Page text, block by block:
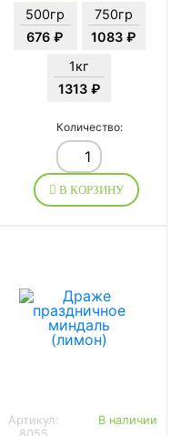
500гр
676 ₽
750гр
1083 ₽
1кг
1313 ₽
Количество:
В КОРЗИНУ
Артикул:
В наличии